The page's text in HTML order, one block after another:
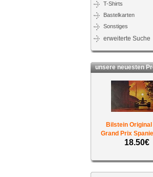
T-Shirts
Bastelkarten
Sonstiges
erweiterte Suche
unsere neuesten
Bilstein Original
Grand Prix
18.50€